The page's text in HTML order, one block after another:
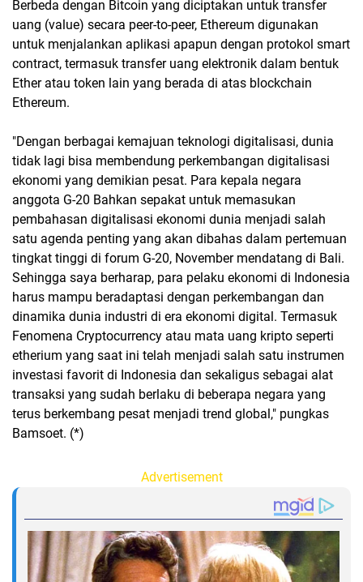
Berbeda dengan Bitcoin yang diciptakan untuk transfer
uang (value) secara peer-to-peer, Ethereum digunakan
untuk menjalankan aplikasi apapun dengan protokol smart
contract, termasuk transfer uang elektronik dalam bentuk
Ether atau token lain yang berada di atas blockchain
Ethereum.
"Dengan berbagai kemajuan teknologi digitalisasi, dunia
tidak lagi bisa membendung perkembangan digitalisasi
ekonomi yang demikian pesat. Para kepala negara
anggota G-20 Bahkan sepakat untuk memasukan
pembahasan digitalisasi ekonomi dunia menjadi salah
satu agenda penting yang akan dibahas dalam pertemuan
tingkat tinggi di forum G-20, November mendatang di Bali.
Sehingga saya berharap, para pelaku ekonomi di Indonesia
harus mampu beradaptasi dengan perkembangan dan
dinamika dunia industri di era ekonomi digital. Termasuk
Fenomena Cryptocurrency atau mata uang kripto seperti
etherium yang saat ini telah menjadi salah satu instrumen
investasi favorit di Indonesia dan sekaligus sebagai alat
transaksi yang sudah berlaku di beberapa negara yang
terus berkembang pesat menjadi trend global," pungkas
Bamsoet. (*)
Advertisement